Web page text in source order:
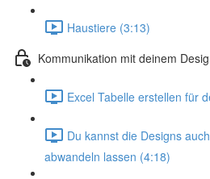
Haustiere (3:13)
Kommunikation mit deinem
Excel Tabelle erstellen für
Du kannst die Designs
abwandeln lassen (4:18)